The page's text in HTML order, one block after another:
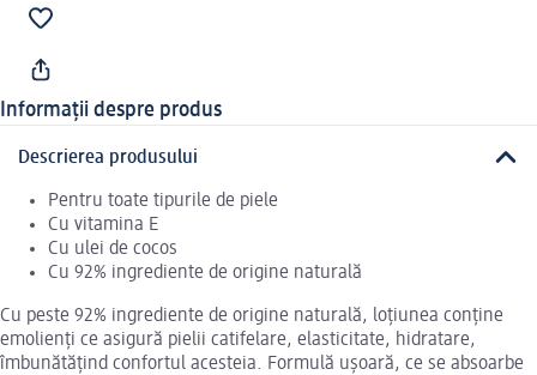
Informații despre produs
Descrierea produsului
Pentru toate tipurile de piele
Cu vitamina E
Cu ulei de cocos
Cu 92% ingrediente de origine naturală
Cu peste 92% ingrediente de origine naturală, loțiunea conține
emolienți ce asigură pielii catifelare, elasticitate, hidratare,
îmbunătățind confortul acesteia. Formulă ușoară, ce se absoarbe